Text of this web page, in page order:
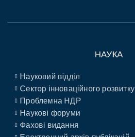
НАУКА
Науковий відділ
Сектор інноваційного розвитку
Проблемна НДР
Наукові форуми
Фахові видання